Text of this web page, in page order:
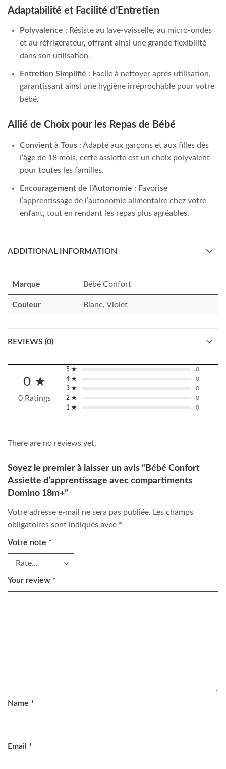
Adaptabilité et Facilité d’Entretien
Polyvalence : Résiste au lave-vaisselle, au micro-ondes
et au réfrigérateur, offrant ainsi une grande flexibilité
dans son utilisation.
Entretien Simplifié : Facile à nettoyer après utilisation,
garantissant ainsi une hygiène irréprochable pour votre
bébé.
Allié de Choix pour les Repas de Bébé
Convient à Tous : Adapté aux garçons et aux filles dès
l’âge de 18 mois, cette assiette est un choix polyvalent
pour toutes les familles.
Encouragement de l’Autonomie : Favorise
l’apprentissage de l’autonomie alimentaire chez votre
enfant, tout en rendant les repas plus agréables.
ADDITIONAL INFORMATION
Marque Bébé Confort
Couleur Blanc, Violet
REVIEWS (0)
0 ★
0 Ratings
5 ★
0
4 ★
0
3 ★
0
2 ★
0
1 ★
0
There are no reviews yet.
Soyez le premier à laisser un avis “Bébé Confort
Assiette d’apprentissage avec compartiments
Domino 18m+”
Votre adresse e-mail ne sera pas publiée. Les champs
obligatoires sont indiqués avec *
Votre note *
Your review *
Name *
Email *